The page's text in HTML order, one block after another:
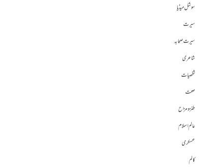
سوشل میڈیا
سیرت
سیرت صحابہ
شاعری
شخصیات
صحت
طنز و مزاح
عالم اسلام
عسکری
کالم